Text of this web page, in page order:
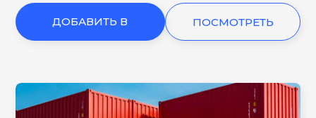
ДОБАВИТЬ В ПОСМОТРЕТЬ